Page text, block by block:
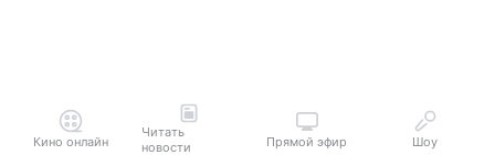
Кино онлайн
Читать
новости
Прямой эфир Шоу